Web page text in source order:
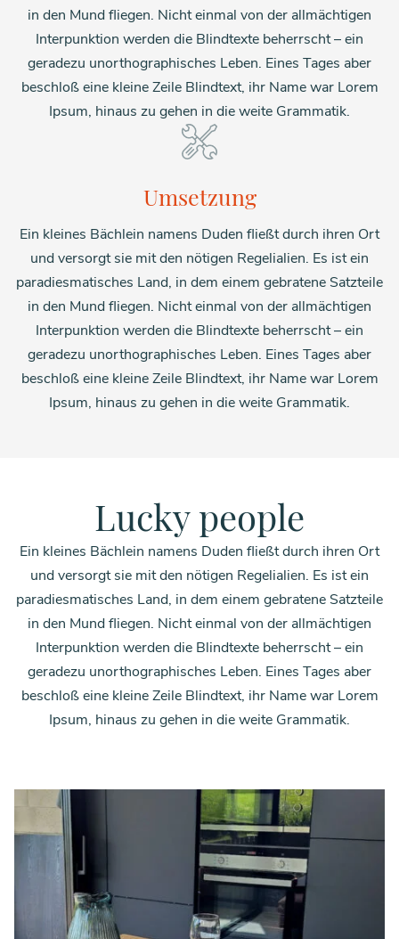
in den Mund fliegen. Nicht einmal von der allmächtigen
Interpunktion werden die Blindtexte beherrscht – ein
geradezu unorthographisches Leben. Eines Tages aber
beschloß eine kleine Zeile Blindtext, ihr Name war Lorem
Ipsum, hinaus zu gehen in die weite Grammatik.
Umsetzung
Ein kleines Bächlein namens Duden fließt durch ihren Ort
und versorgt sie mit den nötigen Regelialien. Es ist ein
paradiesmatisches Land, in dem einem gebratene Satzteile
in den Mund fliegen. Nicht einmal von der allmächtigen
Interpunktion werden die Blindtexte beherrscht – ein
geradezu unorthographisches Leben. Eines Tages aber
beschloß eine kleine Zeile Blindtext, ihr Name war Lorem
Ipsum, hinaus zu gehen in die weite Grammatik.
Lucky people
Ein kleines Bächlein namens Duden fließt durch ihren Ort
und versorgt sie mit den nötigen Regelialien. Es ist ein
paradiesmatisches Land, in dem einem gebratene Satzteile
in den Mund fliegen. Nicht einmal von der allmächtigen
Interpunktion werden die Blindtexte beherrscht – ein
geradezu unorthographisches Leben. Eines Tages aber
beschloß eine kleine Zeile Blindtext, ihr Name war Lorem
Ipsum, hinaus zu gehen in die weite Grammatik.